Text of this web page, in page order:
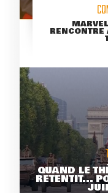
RENCONTRE
QUAND LE
RETENTIT...